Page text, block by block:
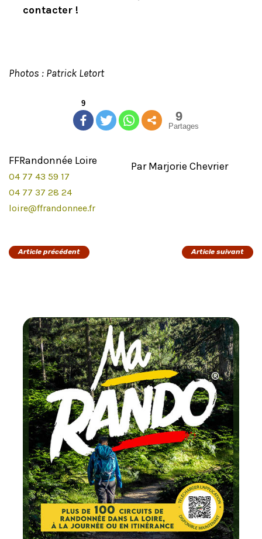
contacter !
Photos : Patrick Letort
9
9
Partages
FFRandonnée Loire
04 77 43 59 17
04 77 37 28 24
loire@ffrandonnee.fr
Par Marjorie Chevrier
Article précédent Article suivant
Chaque mois
testez un circuit labellisé
FFRandonnée